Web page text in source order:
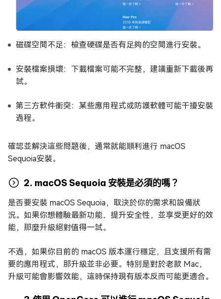
磁碟空間不足：檢查硬碟是否有足夠的空間進行安裝。
安裝檔案損壞：下載檔案可能不完整，建議重新下載後再
試。
第三方軟件衝突：某些應用程式或防護軟體可能干擾安裝
過程。
確認並解決這些問題後，通常就能順利進行 macOS
Sequoia安裝。
2. macOS Sequoia 安裝是必須的嗎？
是否要安裝 macOS Sequoia，取決於你的需求和設備狀
況。如果你想體驗最新功能、提升安全性，並享受更好的效
能，那麼升級絕對值得一試。
不過，如果你目前的 macOS 版本運行穩定，且支援所有需
要的應用程式，那升級並非必要。特別是對於老款 Mac，
升級可能會影響效能，這時保持現有版本反而可能更適合。